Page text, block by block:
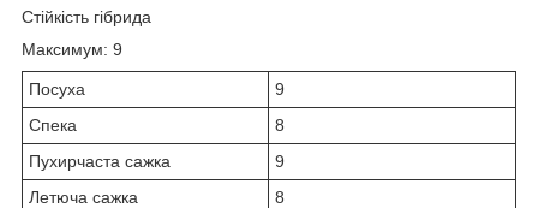
Стійкість гібрида
Максимум: 9
Посуха
9
Спека
8
Пухирчаста сажка
9
Летюча сажка
8